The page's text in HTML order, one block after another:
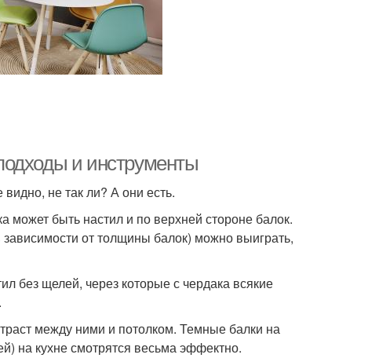
и инструменты
не так ли? А они есть.
может быть настил и по верхней стороне балок.
от толщины балок) можно выиграть,
без щелей, через которые с чердака всякие
между ними и потолком. Темные балки на
на кухне смотрятся весьма эффектно.